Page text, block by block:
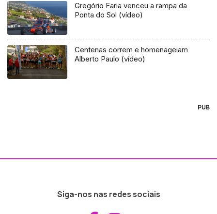
Gregório Faria venceu a rampa da
Ponta do Sol (vídeo)
Centenas correm e homenageiam
Alberto Paulo (vídeo)
PUB
Siga-nos nas redes sociais